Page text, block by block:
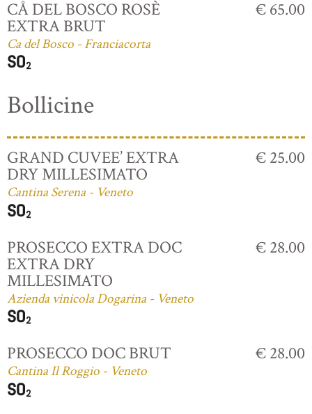
CÅ DEL BOSCO ROSÈ
EXTRA BRUT
Ca del Bosco - Franciacorta
€ 65.00
Bollicine
GRAND CUVEE’ EXTRA
DRY MILLESIMATO
Cantina Serena - Veneto
€ 25.00
PROSECCO EXTRA DOC
EXTRA DRY
MILLESIMATO
Azienda vinicola Dogarina - Veneto
€ 28.00
PROSECCO DOC BRUT
Cantina Il Roggio - Veneto
€ 28.00